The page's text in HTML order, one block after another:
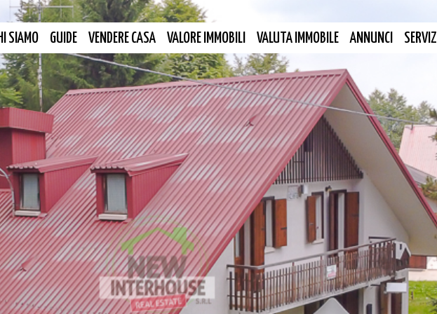
SIAMO GUIDE VENDERE CASA VALORE IMMOBILI VALUTA IMMOBILE ANNUNCI SERVIZI